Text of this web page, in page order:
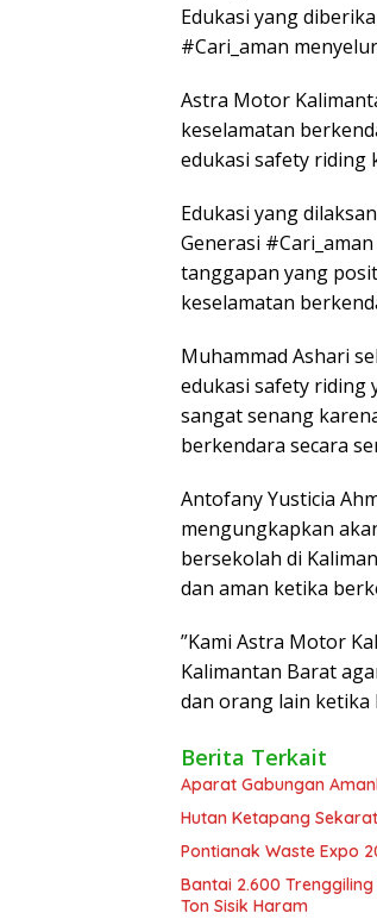
Edukasi yang
#Cari_aman
Astra Motor
keselamatan
edukasi safety riding
Edukasi yang
Generasi
tanggapan yang
keselamatan
Muhammad Ashari
edukasi safety riding
sangat senang
berkendara secara
Antofany Yusticia
mengungkapkan
bersekolah di
dan aman ketika
”Kami Astra Motor
Kalimantan Barat
dan orang lain ketika
Berita Terkait
Aparat Gabungan
Hutan Ketapang
Pontianak Waste Expo
Bantai 2.600
Ton Sisik Haram